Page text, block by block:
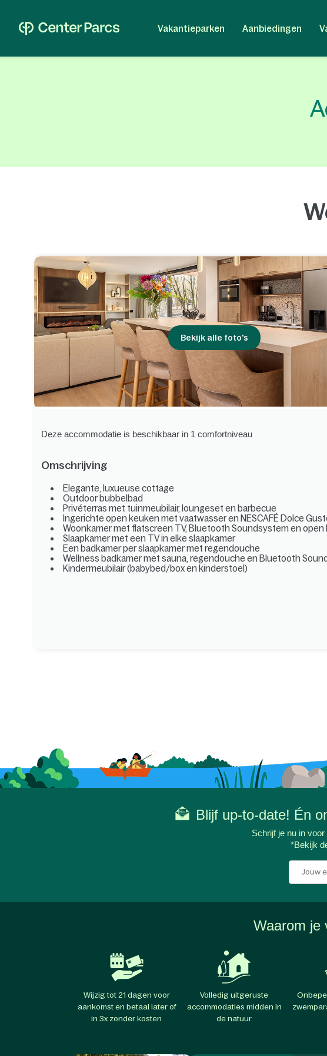
Vakantieparken Aanbiedingen
Bekijk alle foto's
Deze accommodatie is beschikbaar in 1 comfortniveau
Omschrijving
Elegante, luxueuse cottage
Outdoor bubbelbad
Privéterras met tuinmeubilair, loungeset en barbecue
Ingerichte open keuken met vaatwasser en NESCAFÉ Dolce
Woonkamer met flatscreen TV, Bluetooth Soundsystem en open
Slaapkamer met een TV in elke slaapkamer
Een badkamer per slaapkamer met regendouche
Wellness badkamer met sauna, regendouche en Bluetooth
Kindermeubilair (babybed/box en kinderstoel)
Blijf up-to-date! Én
Schrijf je nu in
*Bekijk
Waarom je
Wijzig tot 21 dagen voor
aankomst en betaal later of
in 3x zonder kosten
Volledig uitgeruste
accommodaties midden in
de natuur